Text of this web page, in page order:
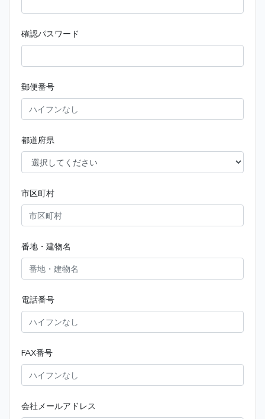
確認パスワード
郵便番号
都道府県
市区町村
番地・建物名
電話番号
FAX番号
会社メールアドレス